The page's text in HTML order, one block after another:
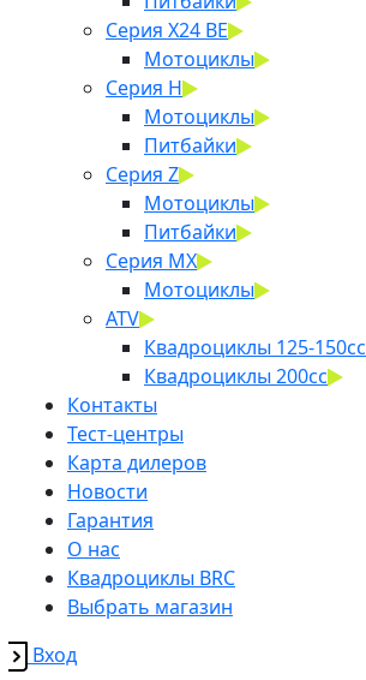
Серия X24 BE
Мотоциклы
Серия H
Мотоциклы
Питбайки
Серия Z
Мотоциклы
Питбайки
Серия MX
Мотоциклы
ATV
Квадроциклы 125-150cc
Квадроциклы 200сс
Контакты
Тест-центры
Карта дилеров
Новости
Гарантия
О нас
Квадроциклы BRC
Выбрать магазин
Вход